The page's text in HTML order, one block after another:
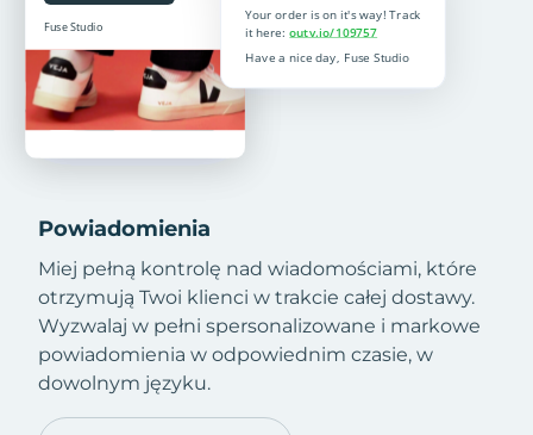
Powiadomienia
Miej pełną kontrolę nad wiadomościami, które
otrzymują Twoi klienci w trakcie całej dostawy.
Wyzwalaj w pełni spersonalizowane i markowe
powiadomienia w odpowiednim czasie, w
dowolnym języku.